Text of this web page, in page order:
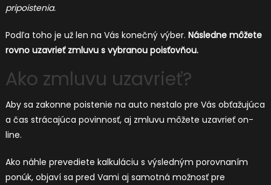
pripoistenia.
Podľa toho je už len na Vás konečný výber. Následne môžete
rovno uzavrieť zmluvu s vybranou poisťovňou.
Ako zmluvu uzavrieť?
Aby sa zakonne poistenie na auto nestalo pre Vás obťažujúca
a čas strácajúca povinnosť, aj zmluvu môžete uzavrieť on-
line.
Ako náhle prevediete kalkuláciu s výsledným porovnaním
ponúk, objaví sa pred Vami aj samotná možnosť pre